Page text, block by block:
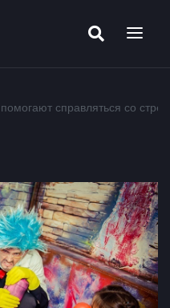
справляться со